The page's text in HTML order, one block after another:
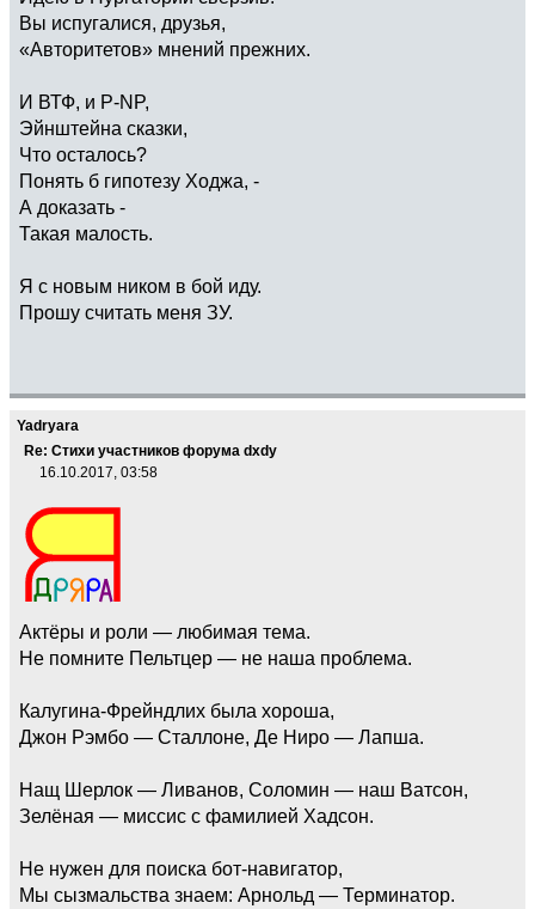
Вы испугалися, друзья,
«Авторитетов» мнений прежних.
И ВТФ, и P-NP,
Эйнштейна сказки,
Что осталось?
Понять б гипотезу Ходжа, -
А доказать -
Такая малость.
Я с новым ником в бой иду.
Прошу считать меня ЗУ.
Yadryara
Re: Стихи участников форума dxdy
16.10.2017, 03:58
Актёры и роли — любимая тема.
Не помните Пельтцер — не наша проблема.
Калугина-Фрейндлих была хороша,
Джон Рэмбо — Сталлоне, Де Ниро — Лапша.
Нащ Шерлок — Ливанов, Соломин — наш Ватсон,
Зелёная — миссис с фамилией Хадсон.
Не нужен для поиска бот-навигатор,
Мы сызмальства знаем: Арнольд — Терминатор.